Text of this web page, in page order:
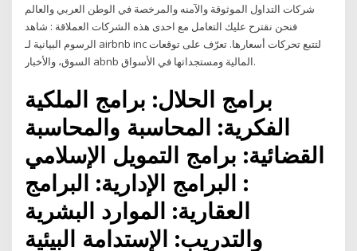
شركات التداول الموثوقة والآمنه والمرخصة في الوطن العربي والعالم
فنحن نقترح عليك التعامل مع احدى هذه الشركات العملاقة : شاهد
الرسوم البيانية لـ ‎airbnb inc‎ لتتبع تحركات أسعارها. تعرّف على توقعات
السوق، والأخبار ‎abnb‎ المالية ومستجداتها في الأسواق.
برامج الحلال: برامج الملكية
الفكرية: المحاسبة والمحاسبة
القضائية: برامج التمويل الإسلامي
: البرامج الإدارية: البرامج
العقارية: الموارد البشرية
والتدريب: الإستدامة البيئية